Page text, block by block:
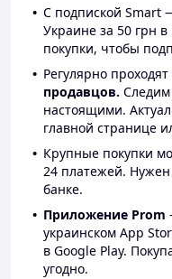
С подпиской Smart
Украине за 50 грн
покупки, чтобы
Регулярно проходят
продавцов. Следим
настоящими.
главной странице
Крупные покупки
24 платежей.
банке.
Приложение Prom
украинском App
в Google Play.
угодно.